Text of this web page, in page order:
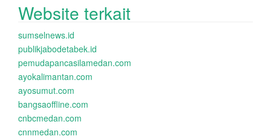
Website terkait
sumselnews.id
publikjabodetabek.id
pemudapancasilamedan.com
ayokalimantan.com
ayosumut.com
bangsaoffline.com
cnbcmedan.com
cnnmedan.com